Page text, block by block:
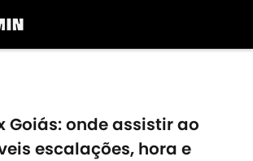
Goiás: onde assistir ao
escalações, hora e